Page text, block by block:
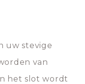
uw stevige
van
het slot wordt